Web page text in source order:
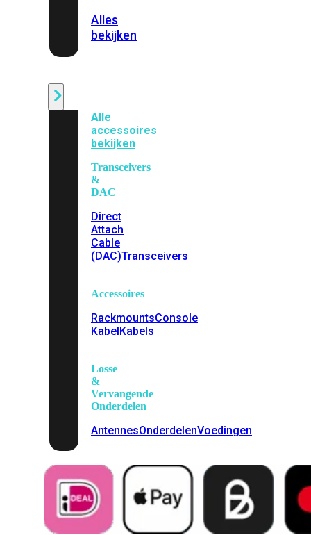
Alles
bekijken
Alle
accessoires
bekijken
Transceivers
&
DAC
Direct
Attach
Cable
(DAC)Transceivers
Accessoires
RackmountsConsole
KabelKabels
Losse
&
Vervangende
Onderdelen
AntennesOnderdelenVoedingen